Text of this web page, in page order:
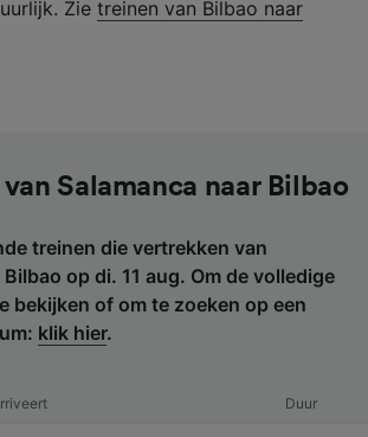
Zie treinen van Bilbao naar
Salamanca naar Bilbao
treinen die vertrekken van
op di. 11 aug. Om de volledige
bekijken of om te zoeken op een
klik hier.
Duur